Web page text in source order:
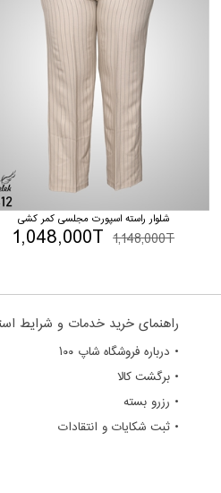
شلوار راسته اسپورت مجلسی کمر کشی
1,148,000T
1,048,000T
راهنمای خرید خدمات و شرایط
• درباره فروشگاه شاپ ۱۰۰
• برگشت کالا
• رزرو بسته
• ثبت شکایات و انتقادات